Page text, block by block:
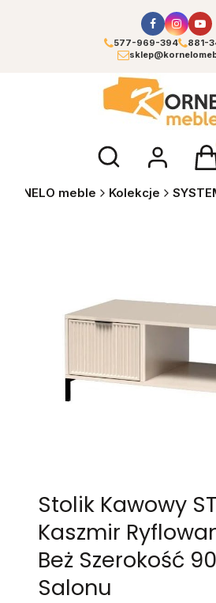
577-969-394
881-
Otwórz
meble Kolekcje
Stolik Kawowy
Kaszmir
Beż Szerokość
Salonu